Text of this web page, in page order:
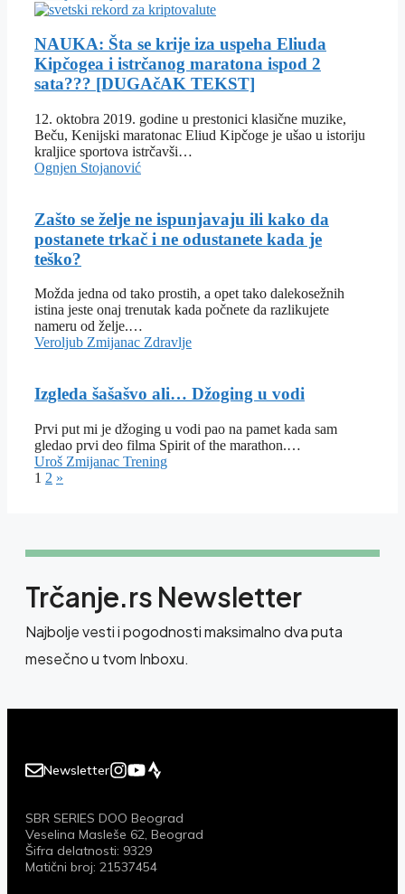
NAUKA: Šta se krije iza uspeha Eliuda
Kipčogea i istrčanog maratona ispod 2
sata??? [DUGAčAK TEKST]
12. oktobra 2019. godine u prestonici klasične muzike,
Beču, Kenijski maratonac Eliud Kipčoge je ušao u istoriju
kraljice sportova istrčavši…
Ognjen Stojanović
Zašto se želje ne ispunjavaju ili kako da
postanete trkač i ne odustanete kada je
teško?
Možda jedna od tako prostih, a opet tako dalekosežnih
istina jeste onaj trenutak kada počnete da razlikujete
nameru od želje.…
Veroljub Zmijanac Zdravlje
Izgleda šašašvo ali… Džoging u vodi
Prvi put mi je džoging u vodi pao na pamet kada sam
gledao prvi deo filma Spirit of the marathon.…
Uroš Zmijanac Trening
1 2 »
Trčanje.rs Newsletter
Najbolje vesti i pogodnosti maksimalno dva puta
mesečno u tvom Inboxu.
Newsletter
SBR SERIES DOO Beograd
Veselina Masleše 62, Beograd
Šifra delatnosti: 9329
Matični broj: 21537454